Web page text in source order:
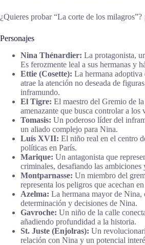
¿Quieres probar “La corte de los milagros”?
Personajes
Nina Thénardier: La protagonista,
Es ferozmente leal a sus hermanas y
Ettie (Cosette): La hermana
atrae la atención no deseada de
inframundo.
El Tigre: El maestro del Gremio de
amenazante que busca controlar a los
Tomasis: Un poderoso líder del
un aliado complejo para Nina.
Luís XVII: El niño real en el centro
políticas en París.
Marique: Un antagonista que
criminales, desafiando las ambiciones
Montparnasse: Un miembro del
representa los peligros que acechan
Azelma: La hermana mayor de Nina,
determinación y decisiones de Nina.
Gavroche: Un niño de la calle
añadiendo profundidad a la historia.
St. Juste (Enjolras): Un
relación con Nina y un potencial